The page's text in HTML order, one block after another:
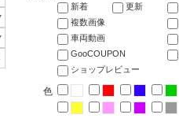
新着
更新
複数画像
車両動画
GooCOUPON
ショップレビュー
色